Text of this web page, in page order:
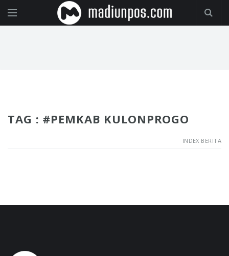
TAG : #PEMKAB KULONPROGO
INDEX BERITA